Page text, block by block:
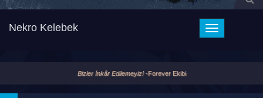
Toggle
navigation
Nekro Kelebek
Bizler İnkâr Edilemeyiz!-Forever Ekibi